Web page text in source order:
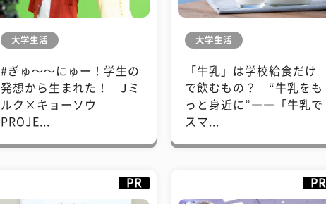
大学生活
#ぎゅ〜〜にゅー！学生の
発想から生まれた！ Jミ
ルク×キョーソウ
PROJE...
大学生活
「牛乳」は学校給食だけ
で飲むもの？ “牛乳をも
っと身近に”――「牛乳で
スマ...
PR PR